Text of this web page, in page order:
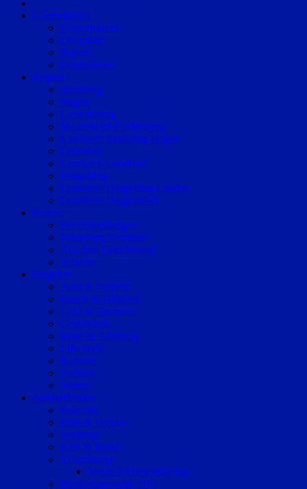
Überregional
Niederbayern
Oberpfalz
Bayern
Deutschland
Region
Straubing
Bogen
Geiselhöring
Mallersdorf-Pfaffenberg
Landkreis Straubing-Bogen
Landshut
Landkreis Landshut
Dingolfing
Landkreis Dingolfing-Landau
Landkreis Deggendorf
Polizei
Polizeimeldungen
Fahndung/Vermisste
Aus dem Gerichtssaal
Verkehr
Ratgeber
Auto & Verkehr
Bauen & Wohnen
Geld & Finanzen
Gesundheit
Reise & Erholung
Life-Style
Karriere
Technik
Wetter
Sonderthemen
Podcasts
Kids & Teenies
Senioren
Katz & Hund
Valentinstag
Meine Liebeserklärung
Bundestagswahl 2017